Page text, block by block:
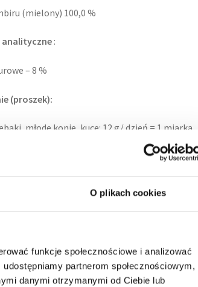
O plikach cookies
funkcje społecznościowe i analizować
partnerom społecznościowym,
danymi otrzymanymi od Ciebie lub
(mielony) 100,0 %
analityczne :
– 8 %
(proszek):
młode konie, kuce: 12 g/ dzień = 1 miarka
konie (500 kg): 25 g/ dzień – 2 miarki
Aby uzyskać optymalne działanie,
dłuższy czas.
termin ważności (w wypadku prawidłowego